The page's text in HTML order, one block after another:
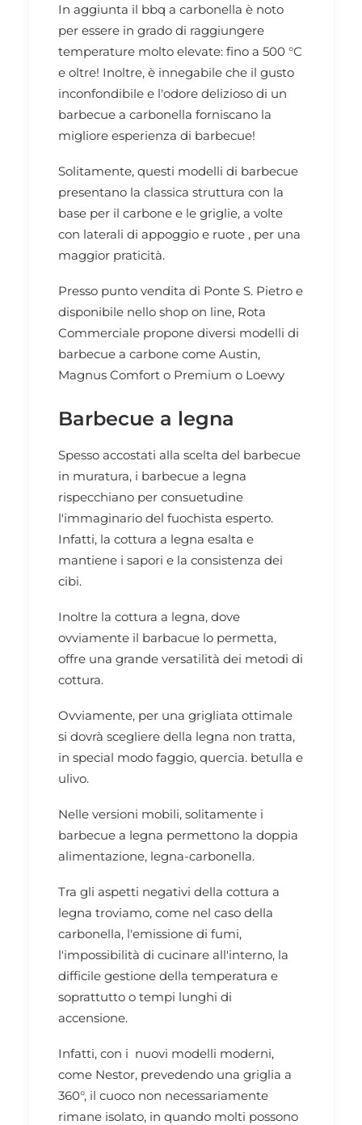
In aggiunta il bbq a carbonella è noto
per essere in grado di raggiungere
temperature molto elevate: fino a 500 °C
e oltre! Inoltre, è innegabile che il gusto
inconfondibile e l'odore delizioso di un
barbecue a carbonella forniscano la
migliore esperienza di barbecue!
Solitamente, questi modelli di barbecue
presentano la classica struttura con la
base per il carbone e le griglie, a volte
con laterali di appoggio e ruote , per una
maggior praticità.
Presso punto vendita di Ponte S. Pietro e
disponibile nello shop on line, Rota
Commerciale propone diversi modelli di
barbecue a carbone come Austin,
Magnus Comfort o Premium o Loewy
Barbecue a legna
Spesso accostati alla scelta del barbecue
in muratura, i barbecue a legna
rispecchiano per consuetudine
l'immaginario del fuochista esperto.
Infatti, la cottura a legna esalta e
mantiene i sapori e la consistenza dei
cibi.
Inoltre la cottura a legna, dove
ovviamente il barbacue lo permetta,
offre una grande versatilità dei metodi di
cottura.
Ovviamente, per una grigliata ottimale
si dovrà scegliere della legna non tratta,
in special modo faggio, quercia. betulla e
ulivo.
Nelle versioni mobili, solitamente i
barbecue a legna permettono la doppia
alimentazione, legna-carbonella.
Tra gli aspetti negativi della cottura a
legna troviamo, come nel caso della
carbonella, l'emissione di fumi,
l'impossibilità di cucinare all'interno, la
difficile gestione della temperatura e
soprattutto o tempi lunghi di
accensione.
Infatti, con i nuovi modelli moderni,
come Nestor, prevedendo una griglia a
360°, il cuoco non necessariamente
rimane isolato, in quando molti possono